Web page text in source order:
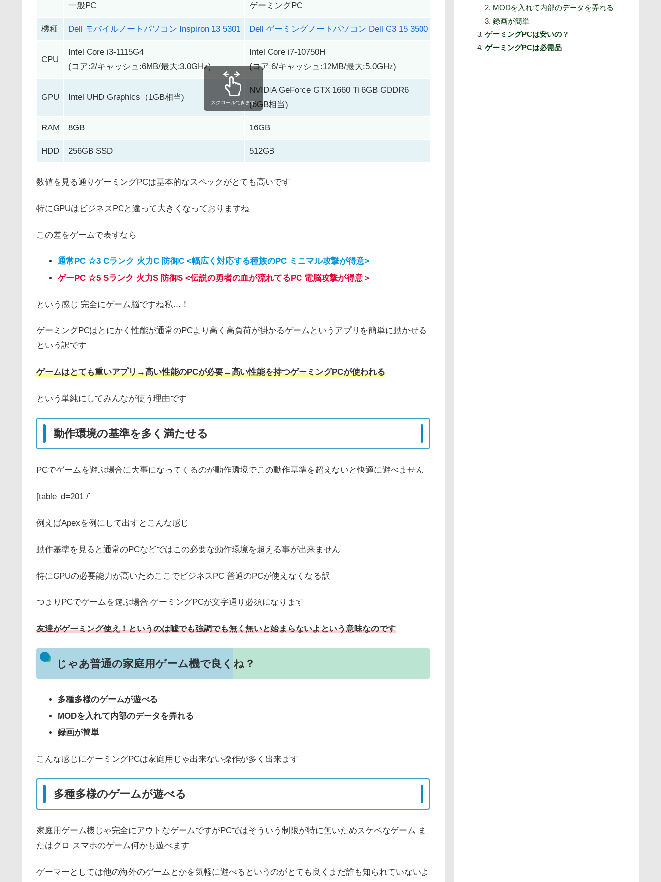
一般PC ゲーミングPC
機種 Dell モバイルノートパソコン Inspiron 13 5301 Dell ゲーミングノートパソコン Dell G3 15 3500
CPU
Intel Core i3-1115G4
(コア:2/キャッシュ:6MB/最大:3.0GHz)
Intel Core i7-10750H
(コア:6/キャッシュ:12MB/最大:5.0GHz)
GPU ‎Intel UHD Graphics（1GB相当)
NVIDIA GeForce GTX 1660 Ti 6GB GDDR6
(6GB相当)
RAM 8GB 16GB
HDD 256GB SSD 512GB
スクロールできます
数値を見る通りゲーミングPCは基本的なスペックがとても高いです
特にGPUはビジネスPCと違って大きくなっておりますね
この差をゲームで表すなら
通常PC ☆3 Cランク 火力C 防御C <幅広く対応する種族のPC ミニマル攻撃が得意>
ゲーPC ☆5 Sランク 火力S 防御S <伝説の勇者の血が流れてるPC 電脳攻撃が得意＞
という感じ 完全にゲーム脳ですね私…！
ゲーミングPCはとにかく性能が通常のPCより高く高負荷が掛かるゲームというアプリを簡単に動かせる
という訳です
ゲームはとても重いアプリ→高い性能のPCが必要→高い性能を持つゲーミングPCが使われる
という単純にしてみんなが使う理由です
動作環境の基準を多く満たせる
PCでゲームを遊ぶ場合に大事になってくるのが動作環境でこの動作基準を超えないと快適に遊べません
[table id=201 /]
例えばApexを例にして出すとこんな感じ
動作基準を見ると通常のPCなどではこの必要な動作環境を超える事が出来ません
特にGPUの必要能力が高いためここでビジネスPC 普通のPCが使えなくなる訳
つまりPCでゲームを遊ぶ場合 ゲーミングPCが文字通り必須になります
友達がゲーミング使え！というのは嘘でも強調でも無く無いと始まらないよという意味なのです
じゃあ普通の家庭用ゲーム機で良くね？
多種多様のゲームが遊べる
MODを入れて内部のデータを弄れる
録画が簡単
こんな感じにゲーミングPCは家庭用じゃ出来ない操作が多く出来ます
多種多様のゲームが遊べる
家庭用ゲーム機じゃ完全にアウトなゲームですがPCではそういう制限が特に無いためスケベなゲーム ま
たはグロ スマホのゲーム何かも遊べます
ゲーマーとしては他の海外のゲームとかを気軽に遊べるというのがとても良くまだ誰も知られていないよ
MODを入れて内部のデータを弄れる
録画が簡単
ゲーミングPCは安いの？
ゲーミングPCは必需品